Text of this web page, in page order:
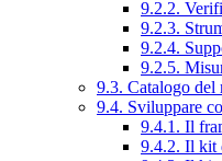
9.2.2.
9.2.3.
9.2.4.
9.2.5.
9.3. Catalogo del
9.4. Sviluppare
9.4.1. Il
9.4.2. Il kit